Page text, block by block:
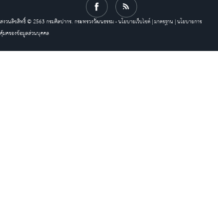
สงวนลิขสิทธิ์ © 2563 กรมศิลปากร. กระทรวงวัฒนธรรม -นโยบายเว็บไซต์|มาตรฐาน |นโยบายการ
คุ้มครองข้อมูลส่วนบุคคล